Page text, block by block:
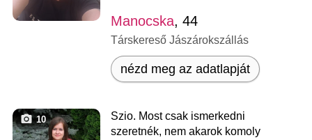
Manocska, 44
Társkereső Jászárokszállás
nézd meg az adatlapját
10
Szio. Most csak ismerkedni
szeretnék, nem akarok komoly